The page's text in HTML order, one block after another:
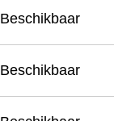
Beschikbaar
Beschikbaar